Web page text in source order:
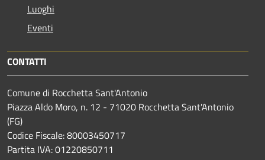
Luoghi
Eventi
CONTATTI
Comune di Rocchetta Sant'Antonio
Piazza Aldo Moro, n. 12 - 71020 Rocchetta Sant'Antonio
(FG)
Codice Fiscale: 80003450717
Partita IVA: 01220850711